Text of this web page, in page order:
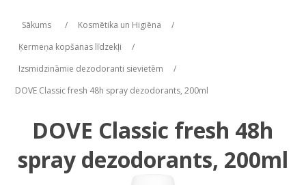
Sākums / Kosmētika un Higiēna
/
Ķermeņa kopšanas līdzekļi
/
Izsmidzināmie dezodoranti sievietēm
/
DOVE Classic fresh 48h spray dezodorants, 200ml
DOVE Classic fresh 48h
spray dezodorants, 200ml